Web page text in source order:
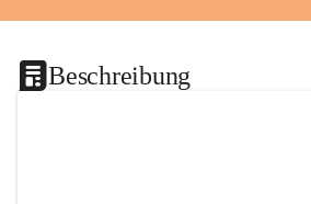
Beschreibung